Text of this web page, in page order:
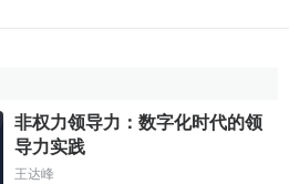
非权力领导力：数字化时代的领
导力实践
王达峰